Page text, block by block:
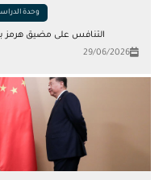
وحدة
التنافس على مضيق هرمز
29/06/2026